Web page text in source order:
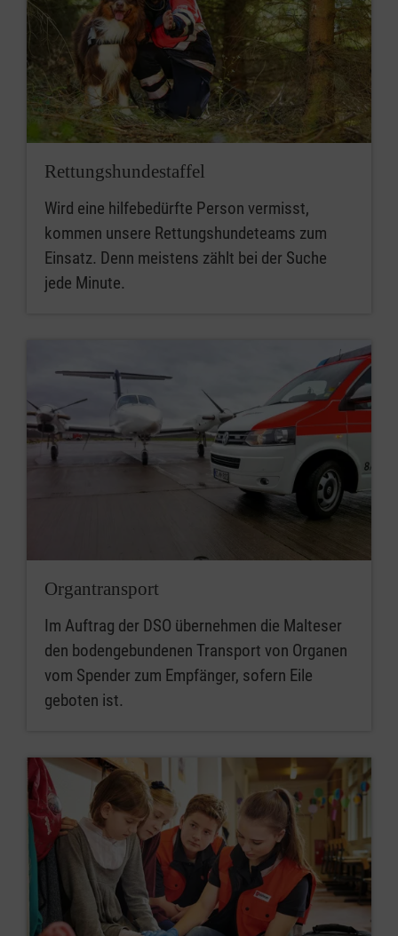
Rettungs­hunde­staffel
Wird eine hilfebedürfte Person vermisst,
kommen unsere Rettungshundeteams zum
Einsatz. Denn meistens zählt bei der Suche
jede Minute.
Organtransport
Im Auftrag der DSO übernehmen die Malteser
den bodengebundenen Transport von Organen
vom Spender zum Empfänger, sofern Eile
geboten ist.